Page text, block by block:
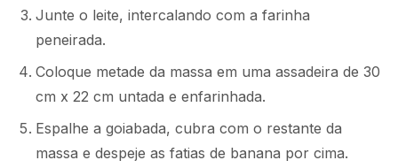
Junte o leite, intercalando com a farinha
peneirada.
Coloque metade da massa em uma assadeira de 30
cm x 22 cm untada e enfarinhada.
Espalhe a goiabada, cubra com o restante da
massa e despeje as fatias de banana por cima.